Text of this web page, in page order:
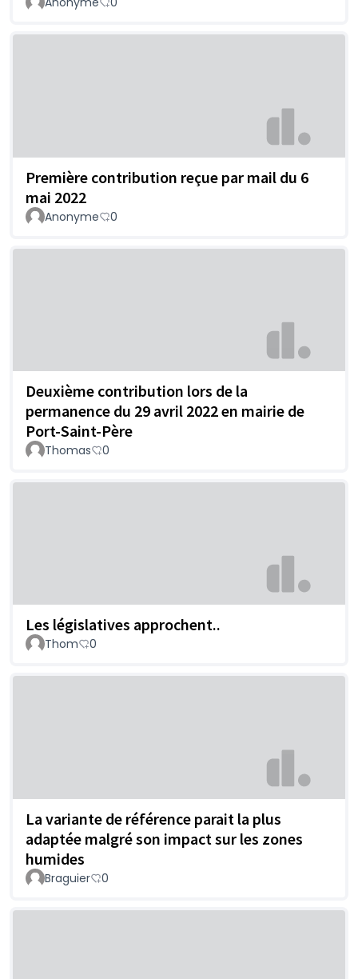
Première contribution reçue par mail du 6
mai 2022
Anonyme 0
Deuxième contribution lors de la
permanence du 29 avril 2022 en mairie de
Port-Saint-Père
Thomas 0
Les législatives approchent..
Thom 0
La variante de référence parait la plus
adaptée malgré son impact sur les zones
humides
Braguier 0